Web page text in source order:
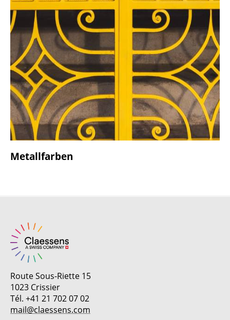
Metallfarben
Route Sous-Riette 15
1023 Crissier
Tél. +41 21 702 07 02
mail@claessens.com